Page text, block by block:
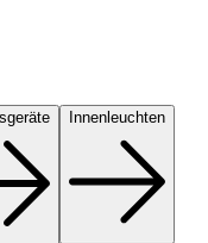
Innenleuchten